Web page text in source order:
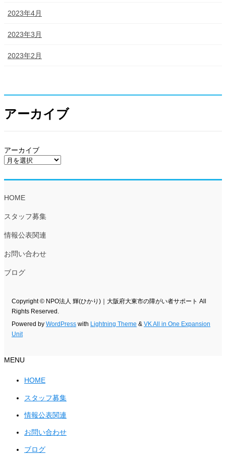
2023年4月
2023年3月
2023年2月
アーカイブ
アーカイブ
HOME
スタッフ募集
情報公表関連
お問い合わせ
ブログ
Copyright © NPO法人 輝(ひかり)｜大阪府大東市の障がい者サポート All
Rights Reserved.
Powered by WordPress with Lightning Theme & VK All in One Expansion
Unit
MENU
HOME
スタッフ募集
情報公表関連
お問い合わせ
ブログ